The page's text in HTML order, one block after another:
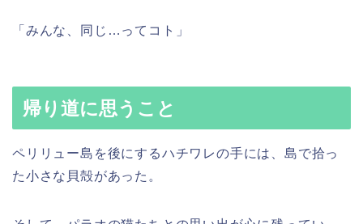
「みんな、同じ…ってコト」
帰り道に思うこと
ペリリュー島を後にするハチワレの手には、島で拾っ
た小さな貝殻があった。